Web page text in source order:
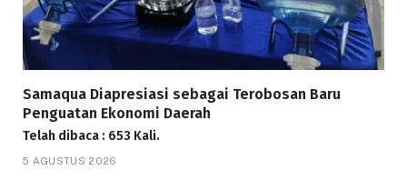
Samaqua Diapresiasi sebagai Terobosan Baru
Penguatan Ekonomi Daerah
Telah dibaca : 653 Kali.
5 AGUSTUS 2026